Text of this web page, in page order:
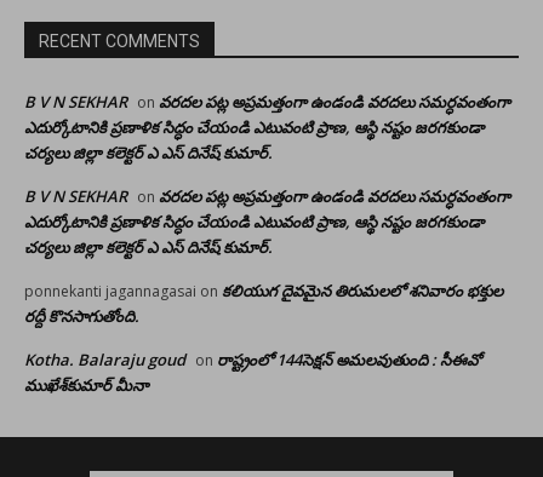
RECENT COMMENTS
B V N SEKHAR on వరదల పట్ల అప్రమత్తంగా ఉండండి వరదలు సమర్ధవంతంగా
ఎదుర్కోటానికి ప్రణాళిక సిద్ధం చేయండి ఎటువంటి ప్రాణ, ఆస్థి నష్టం జరగకుండా
చర్యలు జిల్లా కలెక్టర్ ఎ ఎస్ దినేష్ కుమార్.
B V N SEKHAR on వరదల పట్ల అప్రమత్తంగా ఉండండి వరదలు సమర్ధవంతంగా
ఎదుర్కోటానికి ప్రణాళిక సిద్ధం చేయండి ఎటువంటి ప్రాణ, ఆస్థి నష్టం జరగకుండా
చర్యలు జిల్లా కలెక్టర్ ఎ ఎస్ దినేష్ కుమార్.
ponnekanti jagannagasai on కలియుగ దైవమైన తిరుమలలో శనివారం భక్తుల
రద్దీ కొనసాగుతోంది.
Kotha. Balaraju goud on రాష్ట్రంలో 144సెక్షన్ అమలవుతుంది : సీఈవో
ముఖేశ్‌కుమార్‌ మీనా